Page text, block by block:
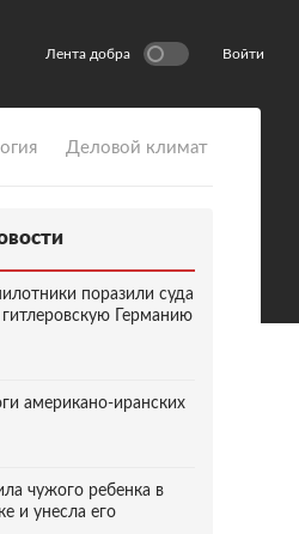
Лента добра Войти
Деловой климат
поразили суда
Германию
американо-иранских
чужого ребенка в
и унесла его